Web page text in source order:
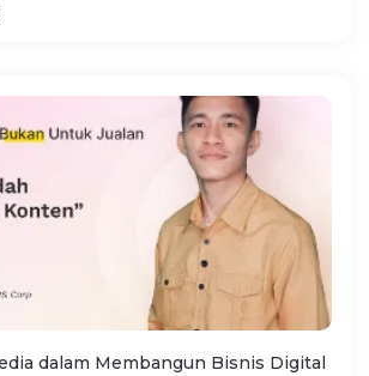
dalam Membangun Bisnis Digital